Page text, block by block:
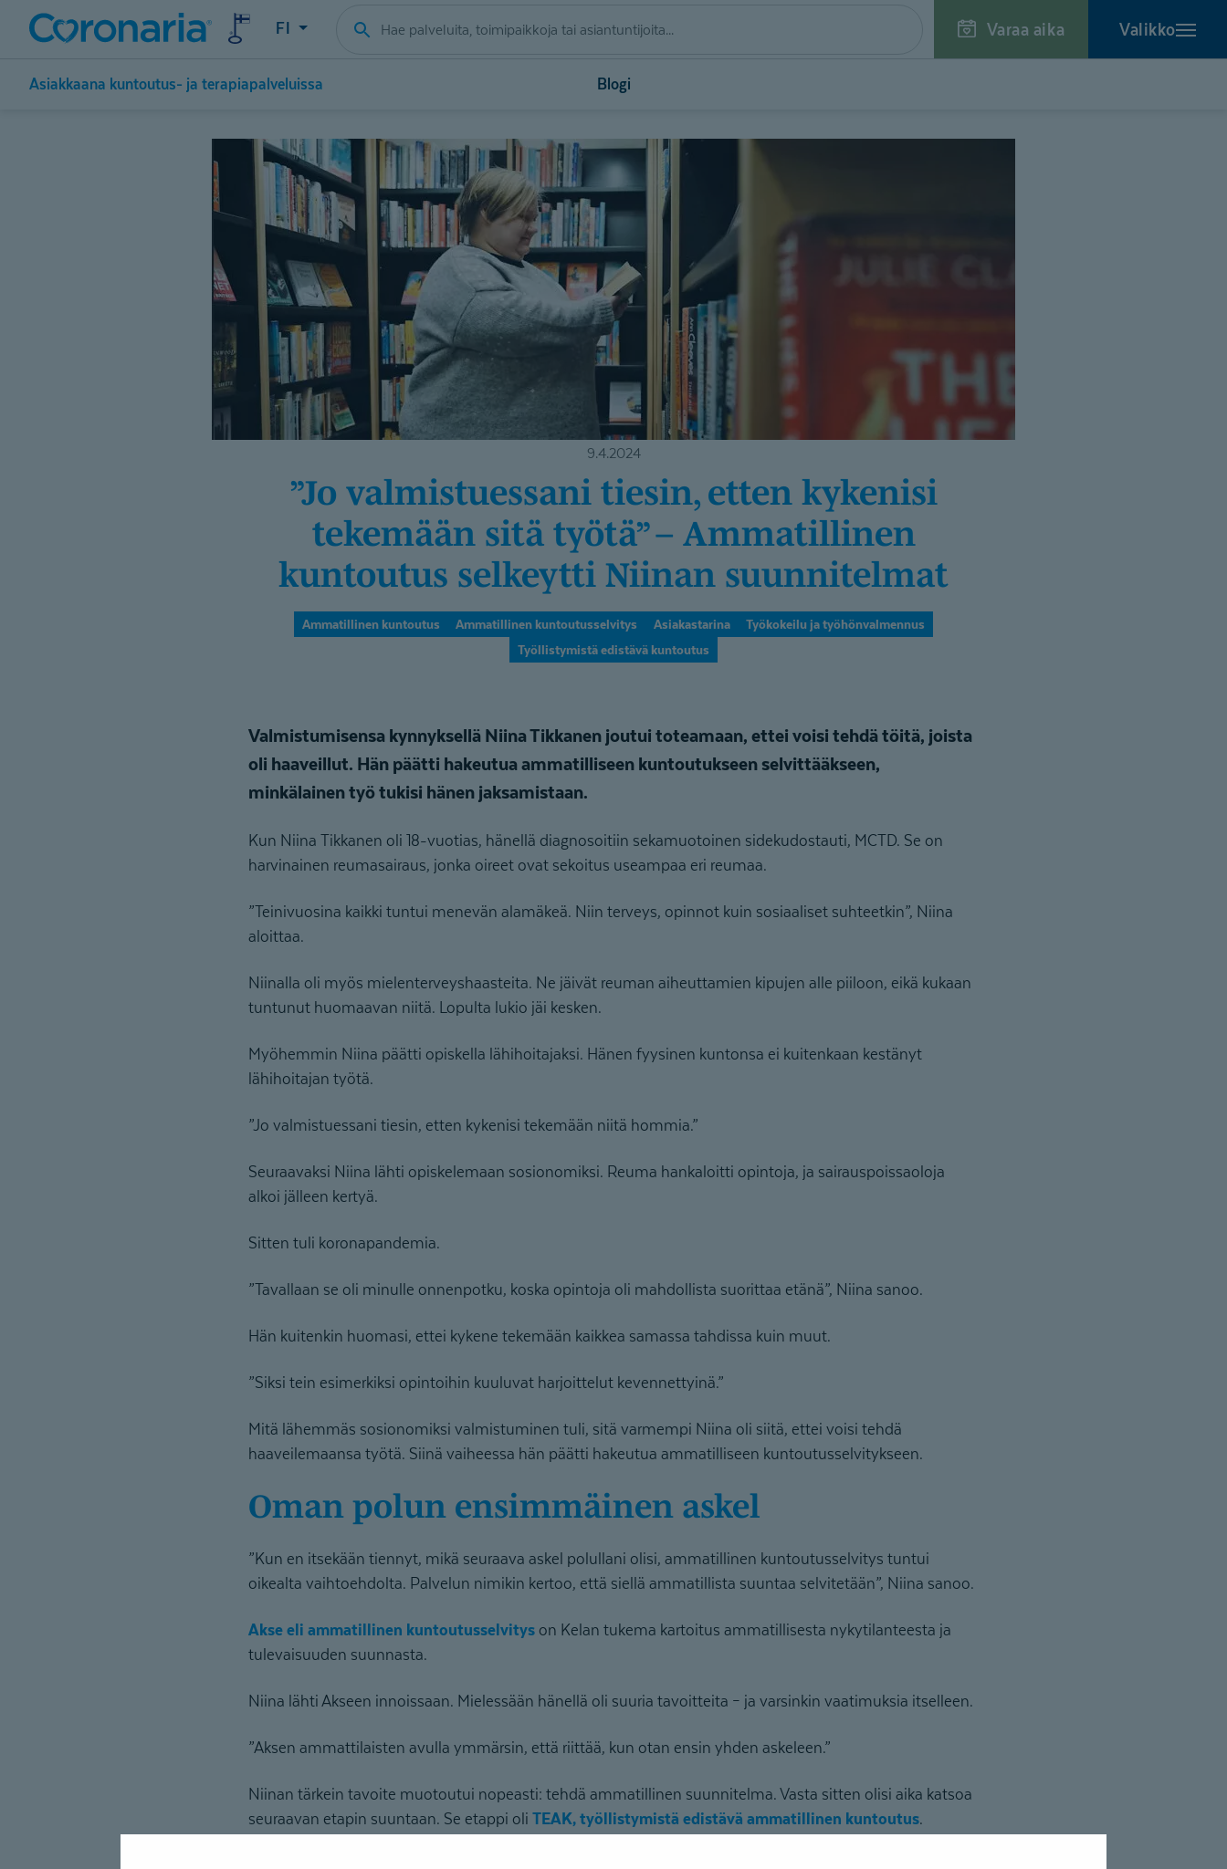
FI Varaa aika Valikko
Asiakkaana kuntoutus- ja terapiapalveluissa Blogi
9.4.2024
”Jo valmistuessani tiesin, etten kykenisi
tekemään sitä työtä” – Ammatillinen
kuntoutus selkeytti Niinan suunnitelmat
Ammatillinen kuntoutus Ammatillinen kuntoutusselvitys Asiakastarina
Työkokeilu ja työhönvalmennus
Työllistymistä edistävä kuntoutus
Valmistumisensa kynnyksellä Niina Tikkanen joutui toteamaan, ettei voisi tehdä töitä, joista
oli haaveillut. Hän päätti hakeutua ammatilliseen kuntoutukseen selvittääkseen,
minkälainen työ tukisi hänen jaksamistaan.
Kun Niina Tikkanen oli 18-vuotias, hänellä diagnosoitiin sekamuotoinen sidekudostauti, MCTD. Se on
harvinainen reumasairaus, jonka oireet ovat sekoitus useampaa eri reumaa.
”Teinivuosina kaikki tuntui menevän alamäkeä. Niin terveys, opinnot kuin sosiaaliset suhteetkin”, Niina
aloittaa.
Niinalla oli myös mielenterveyshaasteita. Ne jäivät reuman aiheuttamien kipujen alle piiloon, eikä kukaan
tuntunut huomaavan niitä. Lopulta lukio jäi kesken.
Myöhemmin Niina päätti opiskella lähihoitajaksi. Hänen fyysinen kuntonsa ei kuitenkaan kestänyt
lähihoitajan työtä.
”Jo valmistuessani tiesin, etten kykenisi tekemään niitä hommia.”
Seuraavaksi Niina lähti opiskelemaan sosionomiksi. Reuma hankaloitti opintoja, ja sairauspoissaoloja
alkoi jälleen kertyä.
Sitten tuli koronapandemia.
”Tavallaan se oli minulle onnenpotku, koska opintoja oli mahdollista suorittaa etänä”, Niina sanoo.
Hän kuitenkin huomasi, ettei kykene tekemään kaikkea samassa tahdissa kuin muut.
”Siksi tein esimerkiksi opintoihin kuuluvat harjoittelut kevennettyinä.”
Mitä lähemmäs sosionomiksi valmistuminen tuli, sitä varmempi Niina oli siitä, ettei voisi tehdä
haaveilemaansa työtä. Siinä vaiheessa hän päätti hakeutua ammatilliseen kuntoutusselvitykseen.
Oman polun ensimmäinen askel
”Kun en itsekään tiennyt, mikä seuraava askel polullani olisi, ammatillinen kuntoutusselvitys tuntui
oikealta vaihtoehdolta. Palvelun nimikin kertoo, että siellä ammatillista suuntaa selvitetään”, Niina sanoo.
Akse eli ammatillinen kuntoutusselvitys on Kelan tukema kartoitus ammatillisesta nykytilanteesta ja
tulevaisuuden suunnasta.
Niina lähti Akseen innoissaan. Mielessään hänellä oli suuria tavoitteita – ja varsinkin vaatimuksia itselleen.
”Aksen ammattilaisten avulla ymmärsin, että riittää, kun otan ensin yhden askeleen.”
Niinan tärkein tavoite muotoutui nopeasti: tehdä ammatillinen suunnitelma. Vasta sitten olisi aika katsoa
seuraavan etapin suuntaan. Se etappi oli TEAK, työllistymistä edistävä ammatillinen kuntoutus.